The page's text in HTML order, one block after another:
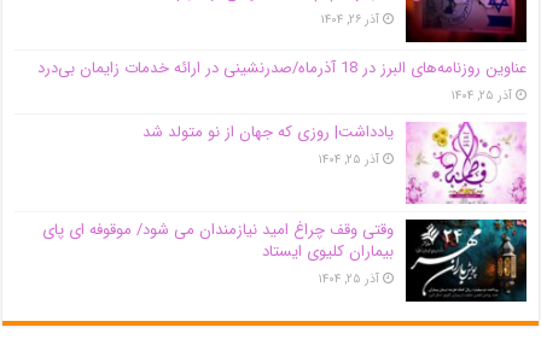
آذر ۲۶, ۱۴۰۴
عناوین روزنامه‌های البرز در ‌18 آذرماه/صدرنشینی در ارائه خدمات زایمان بی‌درد
آذر ۲۵, ۱۴۰۴
یادداشت| روزی که جهان از نو متولد شد
آذر ۲۵, ۱۴۰۴
وقتی وقف چراغ امید نیازمندان می شود/ موقوفه ای پای
بیماران کلیوی ایستاد
آذر ۲۵, ۱۴۰۴